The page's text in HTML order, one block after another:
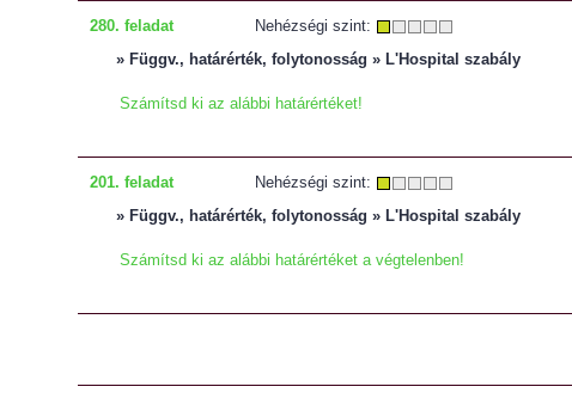
280. feladat Nehézségi szint:
» Függv., határérték, folytonosság » L'Hospital szabály
Számítsd ki az alábbi határértéket!
201. feladat Nehézségi szint:
» Függv., határérték, folytonosság » L'Hospital szabály
Számítsd ki az alábbi határértéket a végtelenben!